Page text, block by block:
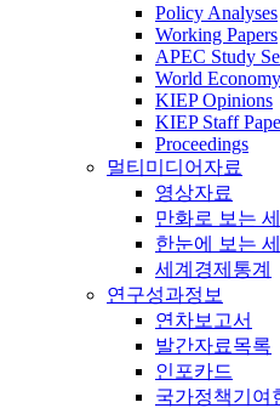
Policy Analyses
Working Papers
APEC Study
World
KIEP Opinions
KIEP Staff
Proceedings
멀티미디어자료
영상자료
만화로 보는
한눈에 보는
세계경제통계
연구성과정보
연차보고서
발간자료목록
인포카드
국가정책기여